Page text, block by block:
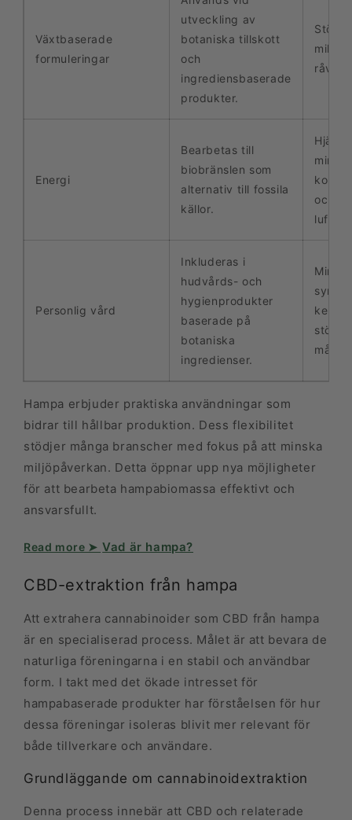
Växtbaserade
formuleringar
utveckling av
botaniska tillskott
och
ingrediensbaserade
produkter.
Energi
Bearbetas till
biobränslen som
alternativ till fossila
källor.
och
Personlig vård
Inkluderas i
hudvårds- och
hygienprodukter
baserade på
botaniska
ingredienser.
Hampa erbjuder praktiska användningar som
bidrar till hållbar produktion. Dess flexibilitet
stödjer många branscher med fokus på att minska
miljöpåverkan. Detta öppnar upp nya möjligheter
för att bearbeta hampabio­massa effektivt och
ansvarsfullt.
Vad är hampa?
CBD-extraktion från hampa
Att extrahera cannabinoider som CBD från hampa
är en specialiserad process. Målet är att bevara de
naturliga föreningarna i en stabil och användbar
form. I takt med det ökade intresset för
hampabaserade produkter har förståelsen för hur
dessa föreningar isoleras blivit mer relevant för
både tillverkare och användare.
Grundläggande om cannabinoidextraktion
Denna process innebär att CBD och relaterade